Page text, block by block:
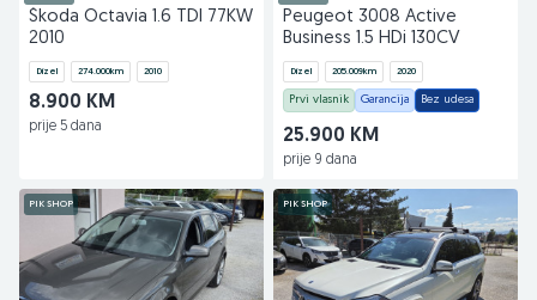
Škoda Octavia 1.6 TDI 77KW
2010
Dizel 274.000km 2010
8.900 KM
prije 5 dana
Peugeot 3008 Active
Business 1.5 HDi 130CV
Dizel 205.009km 2020
Prvi vlasnik Garancija Bez udesa
25.900 KM
prije 9 dana
PIK SHOP PIK SHOP